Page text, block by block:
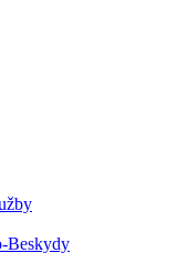
Beskydy